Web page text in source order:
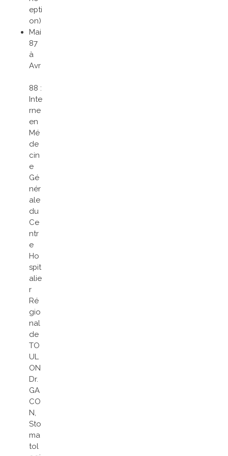
epti
on)
Mai
87
à
Avr
88 :
Inte
rne
en
Mé
de
cin
e
Gé
nér
ale
du
Ce
ntr
e
Ho
spit
alie
r
Ré
gio
nal
de
TO
UL
ON
Dr.
GA
CO
N,
Sto
ma
tol